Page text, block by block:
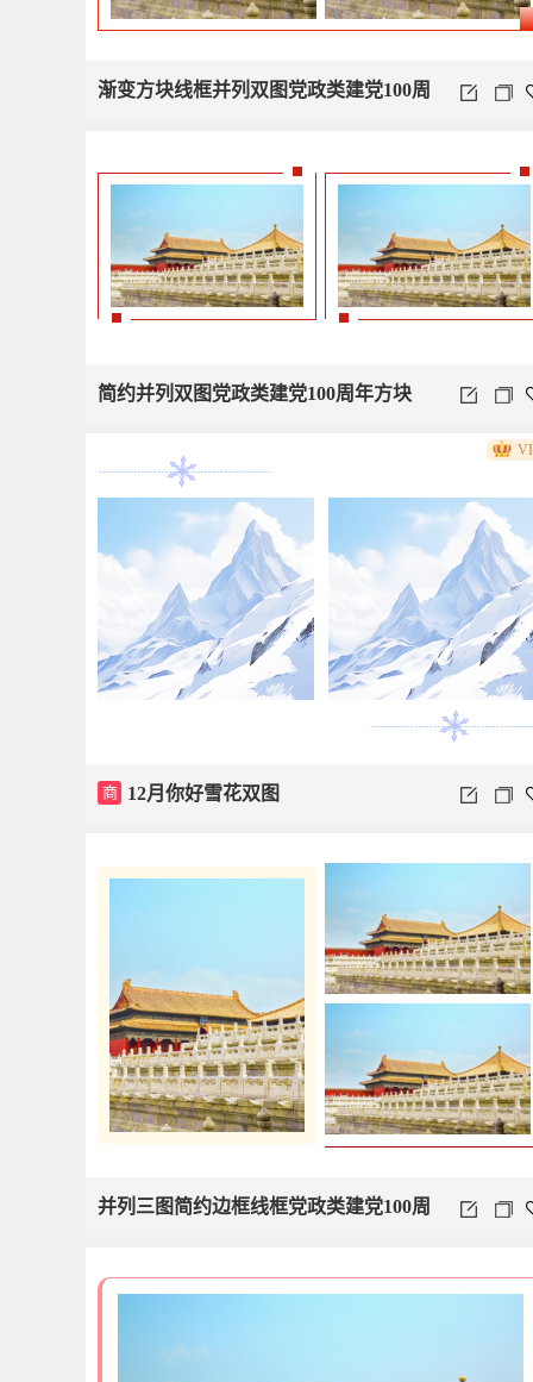
渐变方块线框并列双图党政类建党100周
简约并列双图党政类建党100周年方块
商 12月你好雪花双图
并列三图简约边框线框党政类建党100周